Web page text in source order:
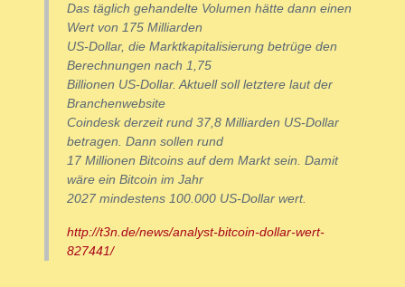
Das täglich gehandelte Volumen hätte dann einen
Wert von 175 Milliarden
US-Dollar, die Marktkapitalisierung betrüge den
Berechnungen nach 1,75
Billionen US-Dollar. Aktuell soll letztere laut der
Branchenwebsite
Coindesk derzeit rund 37,8 Milliarden US-Dollar
betragen. Dann sollen rund
17 Millionen Bitcoins auf dem Markt sein. Damit
wäre ein Bitcoin im Jahr
2027 mindestens 100.000 US-Dollar wert.
http://t3n.de/news/analyst-bitcoin-dollar-wert-
827441/